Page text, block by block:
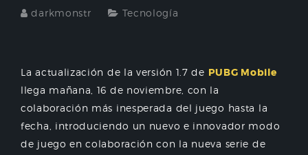
darkmonstr Tecnología
La actualización de la versión 1.7 de PUBG Mobile
llega mañana, 16 de noviembre, con la
colaboración más inesperada del juego hasta la
fecha, introduciendo un nuevo e innovador modo
de juego en colaboración con la nueva serie de